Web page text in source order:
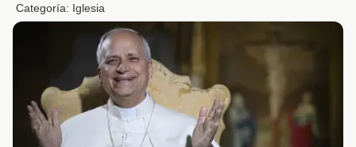
Categoría: Iglesia